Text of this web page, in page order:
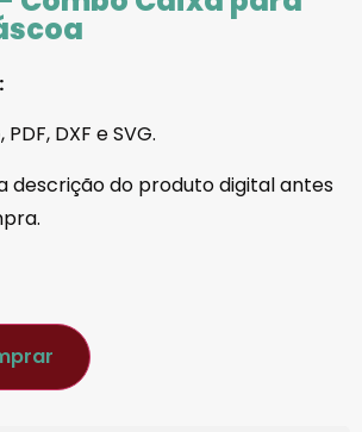
DXF e SVG.
descrição do produto digital antes